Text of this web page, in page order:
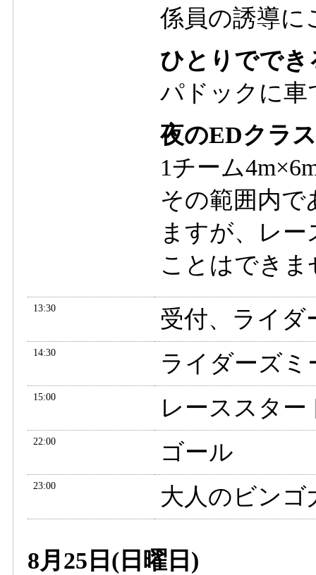
係員の誘導に
ひとりでで
パドックに車
夜のEDクラ
1チーム
その範囲内
ますが、レ
ことはできま
13:30 受付、ライダ
14:30 ライダーズ
15:00 レーススター
22:00 ゴール
23:00 大人のビンゴ
8月25日(日曜日)